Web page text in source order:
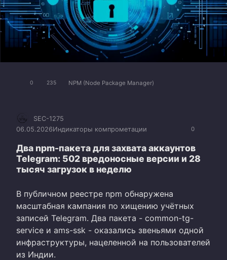
0 235 NPM (Node Package Manager)
0
SEC-1275
06.05.2026Индикаторы компрометации
Два npm-пакета для захвата аккаунтов
Telegram: 502 вредоносные версии и 28
тысяч загрузок в неделю
В публичном реестре npm обнаружена
масштабная кампания по хищению учётных
записей Telegram. Два пакета - common-tg-
service и ams-ssk - оказались звеньями одной
инфраструктуры, нацеленной на пользователей
из Индии.